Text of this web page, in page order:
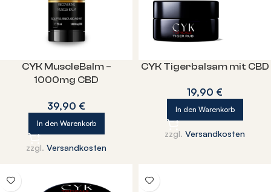
CYK MuscleBalm –
1000mg CBD
39,90 €
In den Warenkorb
zzgl. Versandkosten
CYK Tigerbalsam mit CBD
19,90 €
In den Warenkorb
zzgl. Versandkosten